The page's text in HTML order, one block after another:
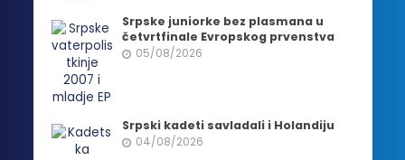
Srpske juniorke bez plasmana u
četvrtfinale Evropskog prvenstva
05/08/2026
Srpski kadeti savladali i Holandiju
04/08/2026